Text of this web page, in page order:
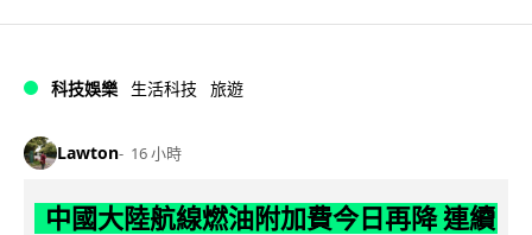
科技娛樂 生活科技 旅遊
Lawton 16 小時
中國大陸航線燃油附加費今日再降 連續